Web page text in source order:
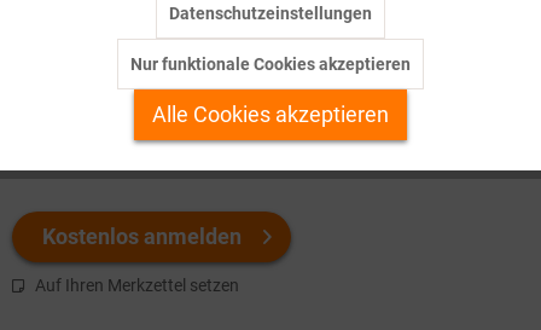
Welchen Download brauchen Sie?
Kostenlos anmelden
Auf Ihren Merkzettel setzen
Personalisierung Inaktiv
Service
Datenschutzeinstellungen
Nur funktionale Cookies akzeptieren
Alle Cookies akzeptieren